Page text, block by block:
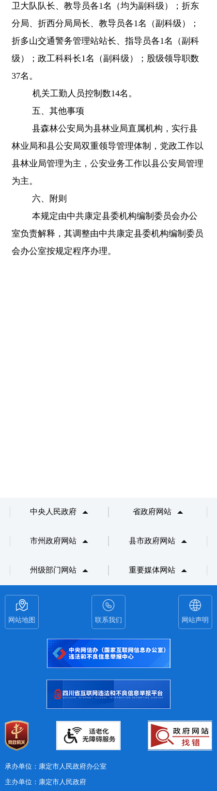
卫大队队长、教导员各1名（均为副科级）；折东
分局、折西分局局长、教导员各1名（副科级）；
折多山交通警务管理站站长、指导员各1名（副科
级）；政工科科长1名（副科级）；股级领导职数
37名。
机关工勤人员控制数14名。
五、其他事项
县森林公安局为县林业局直属机构，实行县
林业局和县公安局双重领导管理体制，党政工作以
县林业局管理为主，公安业务工作以县公安局管理
为主。
六、附则
本规定由中共康定县委机构编制委员会办公
室负责解释，其调整由中共康定县委机构编制委员
会办公室按规定程序办理。
中央人民政府 省政府网站
市州政府网站 县市政府网站
州级部门网站 重要媒体网站
网站地图 联系我们 网站声明
承办单位：康定市人民政府办公室
主办单位：康定市人民政府